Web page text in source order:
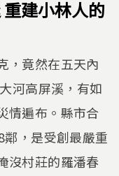
建小林人的
，竟然在五天內
河高屏溪，有如
情遍布。縣市合
，是受創最嚴重
沒村莊的羅潘春